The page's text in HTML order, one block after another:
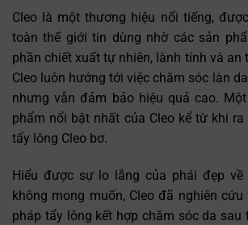
Cleo là một thương hiệu nổi tiếng,
toàn thế giới tin dùng nhờ các sản
phần chiết xuất tự nhiên, lành tính và an
Cleo luôn hướng tới việc chăm sóc làn
nhưng vẫn đảm bảo hiệu quả cao.
phẩm nổi bật nhất của Cleo kể từ khi
tẩy lông Cleo bơ.
Hiểu được sự lo lắng của phái đẹp về
không mong muốn, Cleo đã nghiên
pháp tẩy lông kết hợp chăm sóc da sau